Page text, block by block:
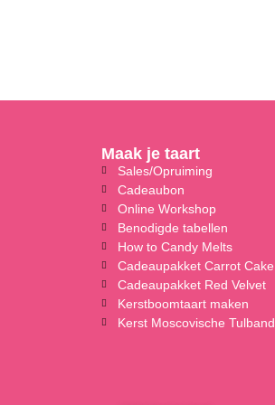
Maak je taart
Sales/Opruiming
Cadeaubon
Online Workshop
Benodigde tabellen
How to Candy Melts
Cadeaupakket Carrot Cake
Cadeaupakket Red Velvet
Kerstboomtaart maken
Kerst Moscovische Tulband